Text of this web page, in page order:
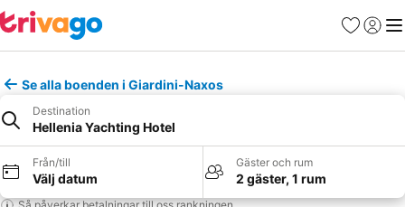
Favoriter
Logga
Se alla boenden i Giardini-Naxos
Destination
Hellenia Yachting Hotel
Från/till
Välj datum
Gäster och rum
2 gäster, 1 rum